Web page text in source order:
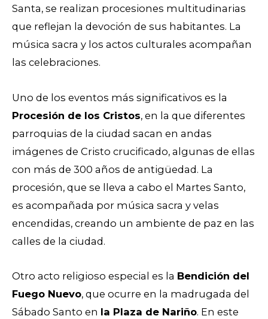
Santa, se realizan procesiones multitudinarias
que reflejan la devoción de sus habitantes. La
música sacra y los actos culturales acompañan
las celebraciones.
Uno de los eventos más significativos es la
Procesión de los Cristos, en la que diferentes
parroquias de la ciudad sacan en andas
imágenes de Cristo crucificado, algunas de ellas
con más de 300 años de antigüedad. La
procesión, que se lleva a cabo el Martes Santo,
es acompañada por música sacra y velas
encendidas, creando un ambiente de paz en las
calles de la ciudad.
Otro acto religioso especial es la Bendición del
Fuego Nuevo, que ocurre en la madrugada del
Sábado Santo en la Plaza de Nariño. En este